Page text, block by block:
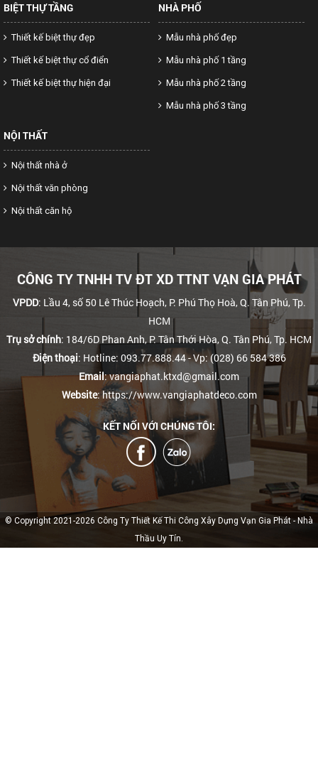
BIỆT THỰ TẦNG
Thiết kế biệt thự đẹp
Thiết kế biệt thự cổ điển
Thiết kế biệt thự hiện đại
NHÀ PHỐ
Mẫu nhà phố đẹp
Mẫu nhà phố 1 tầng
Mẫu nhà phố 2 tầng
Mẫu nhà phố 3 tầng
NỘI THẤT
Nội thất nhà ở
Nội thất văn phòng
Nội thất căn hộ
CÔNG TY TNHH TV ĐT XD TTNT VẠN GIA PHÁT
VPDD: Lầu 4, số 50 Lê Thúc Hoạch, P. Phú Thọ Hoà, Q. Tân Phú, Tp.
HCM
Trụ sở chính: 184/6D Phan Anh, P. Tân Thới Hòa, Q. Tân Phú, Tp. HCM
Điện thoại: Hotline: 093.77.888.44- Vp: (028) 66 584 386
Email: vangiaphat.ktxd@gmail.com
Website: https://www.vangiaphatdeco.com
KẾT NỐI VỚI CHÚNG TÔI:
© Copyright 2021-2026 Công Ty Thiết Kế Thi Công Xây Dựng Vạn Gia Phát - Nhà
Thầu Uy Tín.